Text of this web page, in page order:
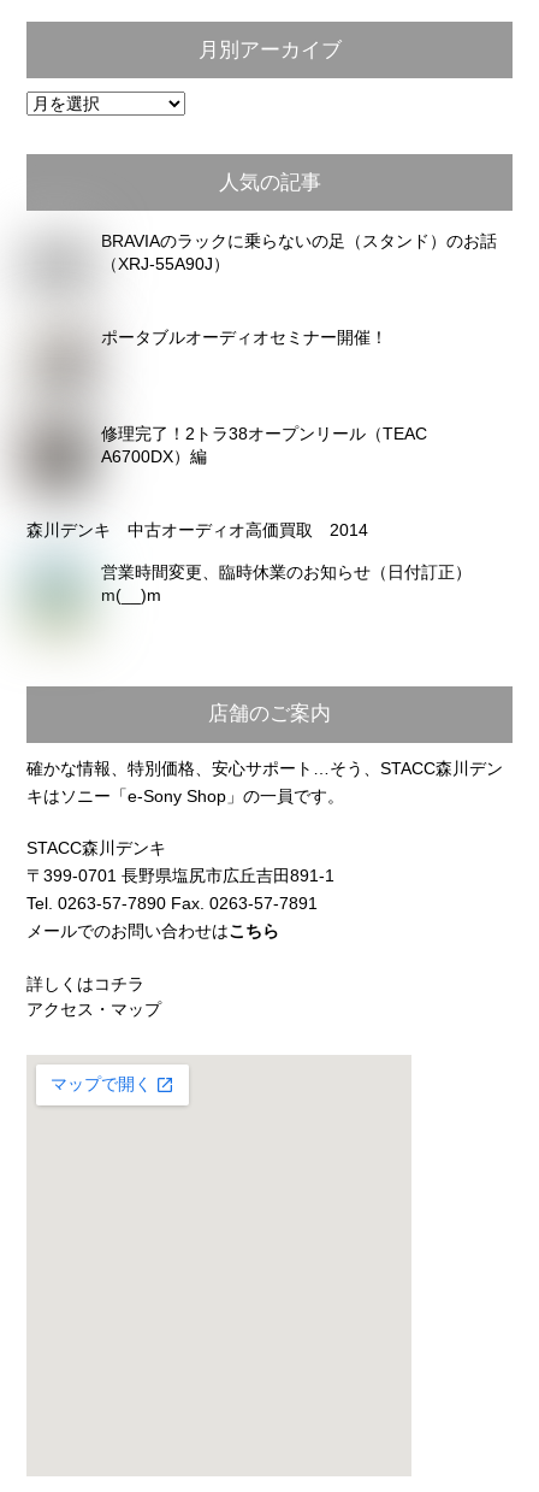
月別アーカイブ
月
ア
カ
人気の記事
BRAVIAのラックに乗らないの足（スタンド）のお話
（XRJ-55A90J）
ポータブルオーディオセミナー開催！
修理完了！2トラ38オープンリール（TEAC
A6700DX）編
森川デンキ 中古オーディオ高価買取 2014
営業時間変更、臨時休業のお知らせ（日付訂正）
m(__)m
店舗のご案内
確かな情報、特別価格、安心サポート…そう、STACC森川デン
キはソニー「e-Sony Shop」の一員です。
STACC森川デンキ
〒399-0701 長野県塩尻市広丘吉田891-1
Tel. 0263-57-7890 Fax. 0263-57-7891
メールでのお問い合わせはこちら
詳しくはコチラ
アクセス・マップ